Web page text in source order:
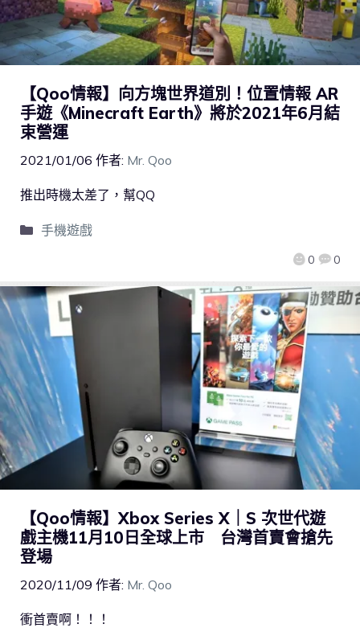
【Qoo情報】向方塊世界道別！位置情報 AR
手遊《Minecraft Earth》將於2021年6月結
束營運
2021/01/06 作者: Mr. Qoo
0 0
推出時機太差了，幫QQ
手機遊戲
【Qoo情報】Xbox Series X｜S 次世代遊
戲主機11月10日全球上市 台灣首賣會搶先
登場
2020/11/09 作者: Mr. Qoo
衝首賣啊！！！